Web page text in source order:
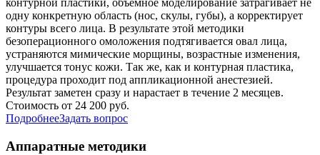
контурной пластики, объемное моделирование затрагивает не
одну конкретную область (нос, скулы, губы), а корректирует
контуры всего лица. В результате этой методики
безоперационного омоложения подтягивается овал лица,
устраняются мимические морщины, возрастные изменения,
улучшается тонус кожи. Так же, как и контурная пластика,
процедура проходит под аппликационной анестезией.
Результат заметен сразу и нарастает в течение 2 месяцев.
Стоимость от 24 200 руб.
ПодробнееЗадать вопрос
Аппаратные методики